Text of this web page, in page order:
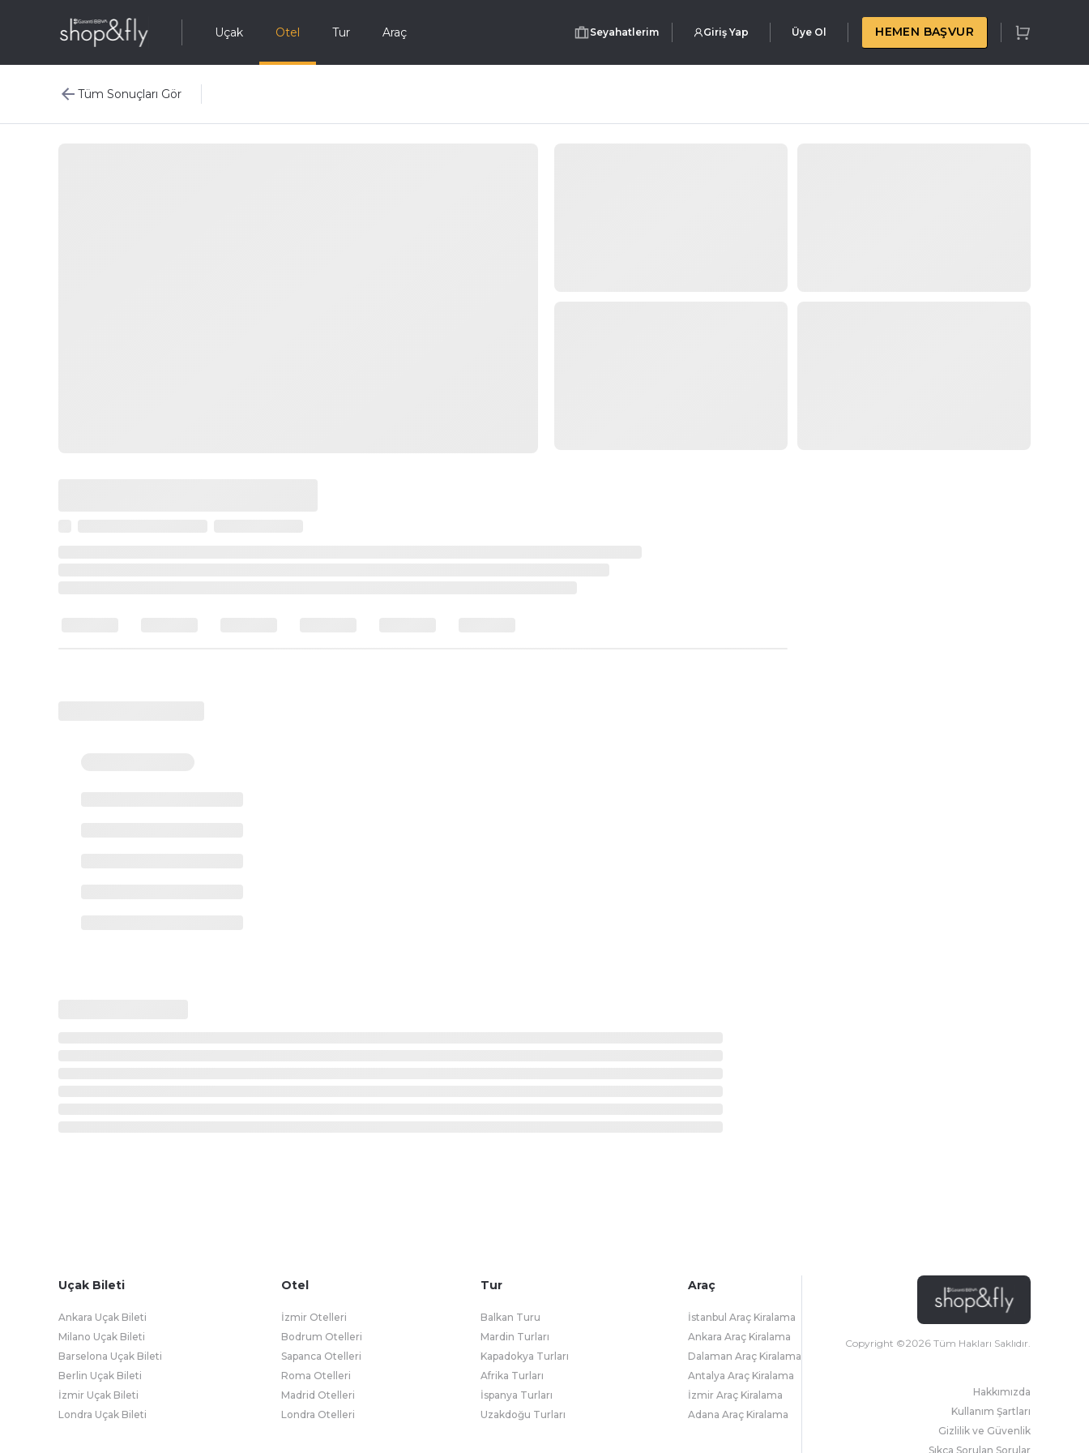
Uçak Otel Tur Araç Seyahatlerim Giriş Yap Üye Ol HEMEN BAŞVUR
Tüm Sonuçları Gör
Uçak Bileti
Ankara Uçak Bileti
Milano Uçak Bileti
Barselona Uçak Bileti
Berlin Uçak Bileti
İzmir Uçak Bileti
Londra Uçak Bileti
Otel
İzmir Otelleri
Bodrum Otelleri
Sapanca Otelleri
Roma Otelleri
Madrid Otelleri
Londra Otelleri
Tur
Balkan Turu
Mardin Turları
Kapadokya Turları
Afrika Turları
İspanya Turları
Uzakdoğu Turları
Araç
İstanbul Araç Kiralama
Ankara Araç Kiralama
Dalaman Araç Kiralama
Antalya Araç Kiralama
İzmir Araç Kiralama
Adana Araç Kiralama
Copyright ©2026 Tüm Hakları Saklıdır.
Hakkımızda
Kullanım Şartları
Gizlilik ve Güvenlik
Sıkça Sorulan Sorular